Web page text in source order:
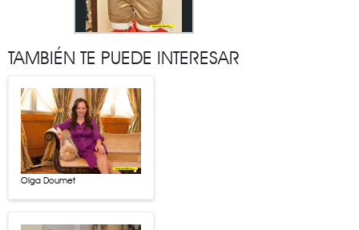
TAMBIÉN TE PUEDE INTERESAR
Olga Doumet